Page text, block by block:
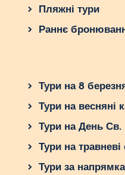
Пляжні тури
Раннє
Тури на 8
Тури на весняні
Тури на День Св.
Тури на травневі
Тури за